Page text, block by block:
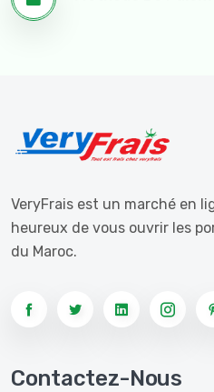
VeryFrais est un marché en
heureux de vous ouvrir les
du Maroc.
Contactez-Nous